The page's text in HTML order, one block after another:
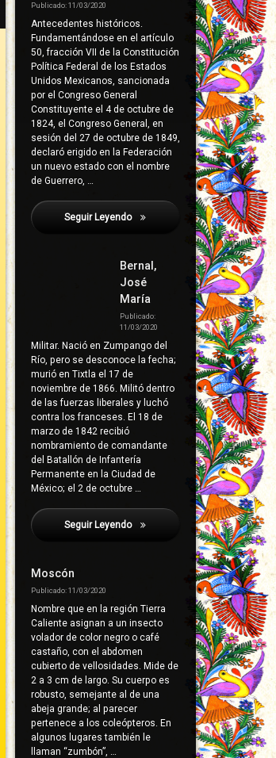
Publicado: 11/03/2020
Antecedentes históricos.
Fundamentándose en el artículo
50, fracción VII de la Constitución
Política Federal de los Estados
Unidos Mexicanos, sancionada
por el Congreso General
Constituyente el 4 de octubre de
1824, el Congreso General, en
sesión del 27 de octubre de 1849,
declaró erigido en la Federación
un nuevo estado con el nombre
de Guerrero, …
Seguir Leyendo Illades Aguiar, Carlos
Bernal,
José
María
Publicado:
11/03/2020
Militar. Nació en Zumpango del
Río, pero se desconoce la fecha;
murió en Tixtla el 17 de
noviembre de 1866. Militó dentro
de las fuerzas liberales y luchó
contra los franceses. El 18 de
marzo de 1842 recibió
nombramiento de comandante
del Batallón de Infantería
Permanente en la Ciudad de
México; el 2 de octubre …
Seguir Leyendo Illades Aguiar, Carlos
Moscón
Publicado: 11/03/2020
Nombre que en la región Tierra
Caliente asignan a un insecto
volador de color negro o café
castaño, con el abdomen
cubierto de vellosidades. Mide de
2 a 3 cm de largo. Su cuerpo es
robusto, semejante al de una
abeja grande; al parecer
pertenece a los coleópteros. En
algunos lugares también le
llaman “zumbón”, …